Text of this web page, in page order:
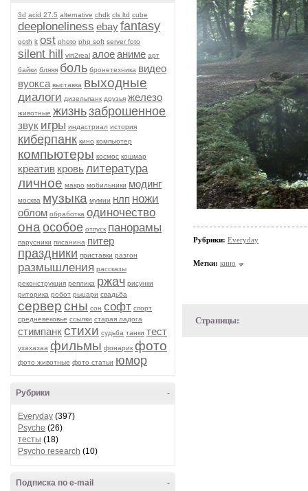
3d acid 27.5 alternative chdk cls ltd cube
deeploneliness ebayfantasy
goth it ost photo php soft server foto
silent hill virt2real алоеаниме арт
байки бляяя боль бронетехника видео
вуокса выставка выходные
диалоги дизельпанк друзья железо
животные жизньзаброшенное
звук игры индастриал история
киберпанк кино компьютер
компьютеры космос кошмар
креатив кровьлитература
личное макро мобильники модинг
москва музыка мумии нлп ножи
облом обработка одиночество
она особое отпуск панорамы
парусники писанина питер
праздники приставки разгон
размышления рассказы
реконструкция реплика ржач рисунки
риторика робот рыцари свадьба
серверсны сон софт спорт
средневековье ссылки старая ладога
стимпанкстихи судьба танки тест
ухахахаа фильмы фонарик фото
фото животные фото статьи юмор
-
Рубрики
Everyday (397)
Psyche (26)
тесты (18)
Psycho research (10)
-
Подписка по e-mail
Рубрики: Everyday
Метки: кино
Страницы: